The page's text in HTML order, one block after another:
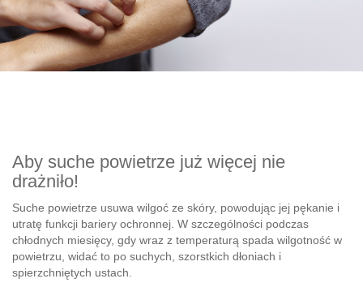
Aby suche powietrze już więcej nie
drażniło!
Suche powietrze usuwa wilgoć ze skóry, powodując jej pękanie i
utratę funkcji bariery ochronnej. W szczególności podczas
chłodnych miesięcy, gdy wraz z temperaturą spada wilgotność w
powietrzu, widać to po suchych, szorstkich dłoniach i
spierzchniętych ustach.